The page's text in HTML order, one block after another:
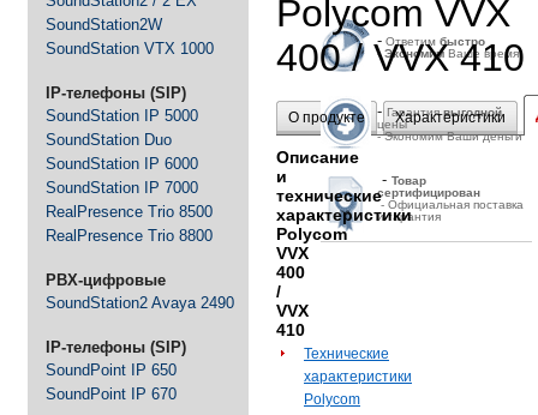
SoundStation2W
SoundStation VTX 1000
IP-телефоны (SIP)
SoundStation IP 5000
SoundStation Duo
SoundStation IP 6000
SoundStation IP 7000
RealPresence Trio 8500
RealPresence Trio 8800
PBX-цифровые
SoundStation2 Avaya 2490
IP-телефоны (SIP)
SoundPoint IP 650
SoundPoint IP 670
- Ответим быстро
-ЭкономимВаше время
- Гарантиявыгодной
цены
- Экономим Ваши деньги
- Товар
сертифицирован
- Официальная поставка
и гарантия
Polycom VVX
400 / VVX 410
О продукте Характеристики
Описание
и
технические
характеристики
Polycom
VVX
400
/
VVX
410
Технические
характеристики
Polycom